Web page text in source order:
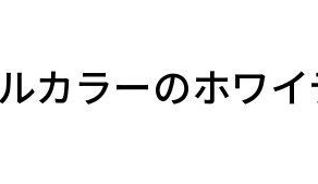
カラーのホワ